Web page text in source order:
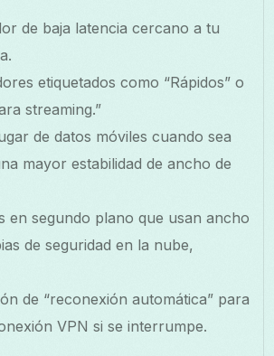
de baja latencia cercano a tu
etiquetados como “Rápidos” o
streaming.”
de datos móviles cuando sea
mayor estabilidad de ancho de
en segundo plano que usan ancho
de seguridad en la nube,
de “reconexión automática” para
VPN si se interrumpe.